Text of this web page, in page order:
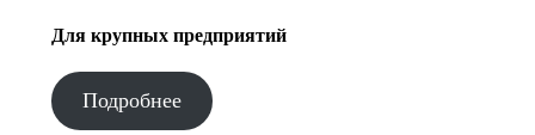
Для крупных предприятий
Подробнее